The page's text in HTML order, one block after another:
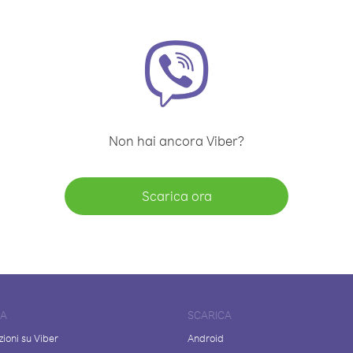
Non hai ancora Viber?
Scarica ora
su Viber
SCARICA
Android